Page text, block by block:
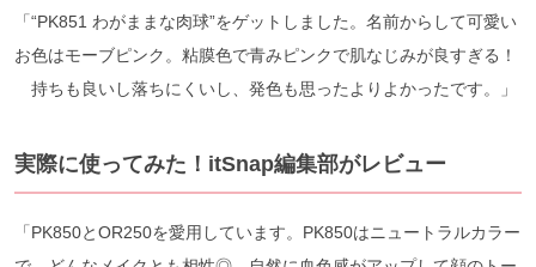
「“PK851 わがままな肉球”をゲットしました。名前からして可愛い
お色はモーブピンク。粘膜色で青みピンクで肌なじみが良すぎる！
持ちも良いし落ちにくいし、発色も思ったよりよかったです。」
実際に使ってみた！itSnap編集部がレビュー
「PK850とOR250を愛用しています。PK850はニュートラルカラー